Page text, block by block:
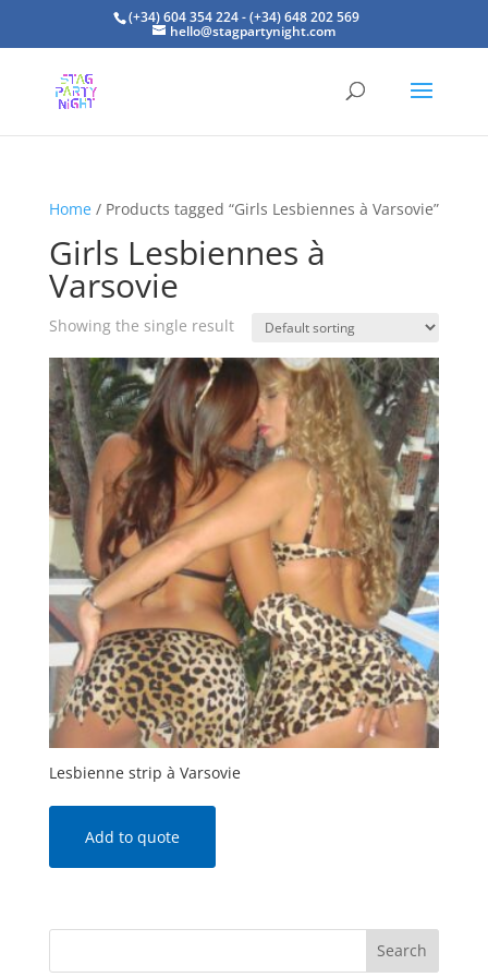
(+34) 604 354 224 - (+34) 648 202 569
hello@stagpartynight.com
Home/ Products tagged “Girls Lesbiennes à Varsovie”
Girls Lesbiennes à
Varsovie
Showing the single result
Lesbienne strip à Varsovie
Add to quote